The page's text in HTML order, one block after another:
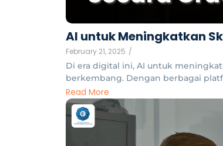
AI untuk Meningkatkan
February 21, 2025 /
Di era digital ini, AI untuk
berkembang. Dengan berbagai
Read More